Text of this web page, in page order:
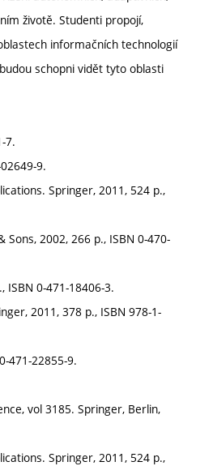
životě. Studenti propojí,
informačních technologií
schopni vidět tyto oblasti
7.
9.
Springer, 2011, 524 p.,
Sons, 2002, 266 p., ISBN 0-470-
ISBN 0-471-18406-3.
2011, 378 p., ISBN 978-1-
471-22855-9.
vol 3185. Springer, Berlin,
Springer, 2011, 524 p.,